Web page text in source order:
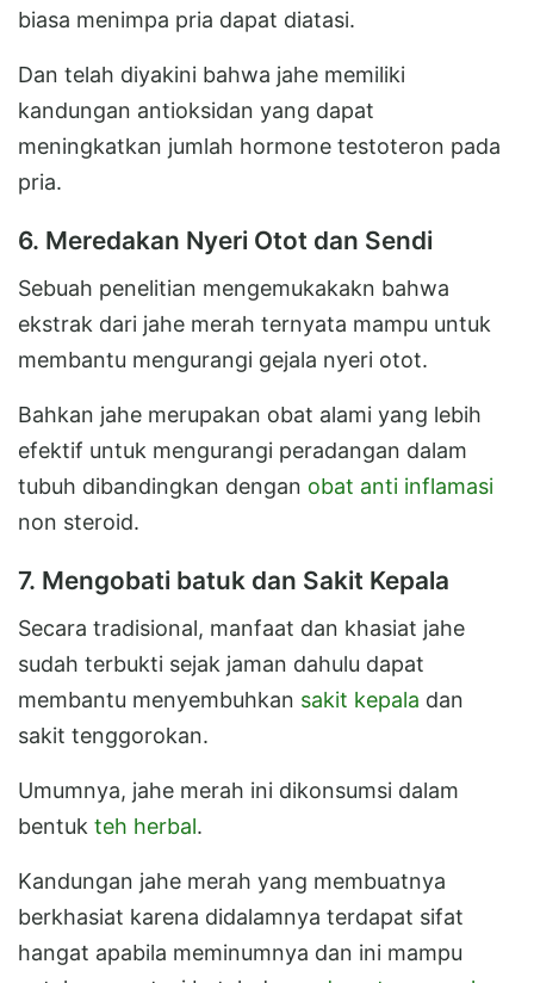
biasa menimpa pria dapat diatasi.
Dan telah diyakini bahwa jahe memiliki
kandungan antioksidan yang dapat
meningkatkan jumlah hormone testoteron pada
pria.
6. Meredakan Nyeri Otot dan Sendi
Sebuah penelitian mengemukakakn bahwa
ekstrak dari jahe merah ternyata mampu untuk
membantu mengurangi gejala nyeri otot.
Bahkan jahe merupakan obat alami yang lebih
efektif untuk mengurangi peradangan dalam
tubuh dibandingkan dengan obat anti inflamasi
non steroid.
7. Mengobati batuk dan Sakit Kepala
Secara tradisional, manfaat dan khasiat jahe
sudah terbukti sejak jaman dahulu dapat
membantu menyembuhkan sakit kepala dan
sakit tenggorokan.
Umumnya, jahe merah ini dikonsumsi dalam
bentuk teh herbal.
Kandungan jahe merah yang membuatnya
berkhasiat karena didalamnya terdapat sifat
hangat apabila meminumnya dan ini mampu